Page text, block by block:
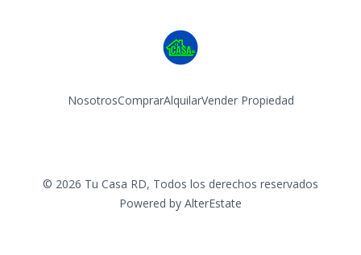
NosotrosComprarAlquilarVender Propiedad
© 2026 Tu Casa RD, Todos los derechos reservados
Powered by AlterEstate